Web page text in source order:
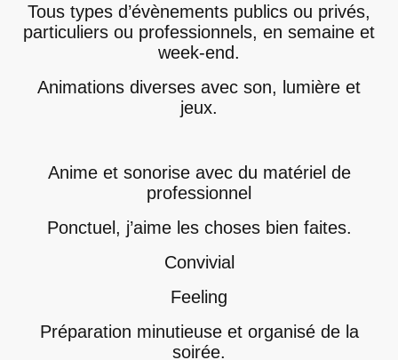
Tous types d’évènements publics ou privés,
particuliers ou professionnels, en semaine et
week-end.
Animations diverses avec son, lumière et
jeux.
Anime et sonorise avec du matériel de
professionnel
Ponctuel, j’aime les choses bien faites.
Convivial
Feeling
Préparation minutieuse et organisé de la
soirée.